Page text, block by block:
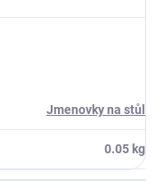
Jmenovky na stůl
0.05 kg